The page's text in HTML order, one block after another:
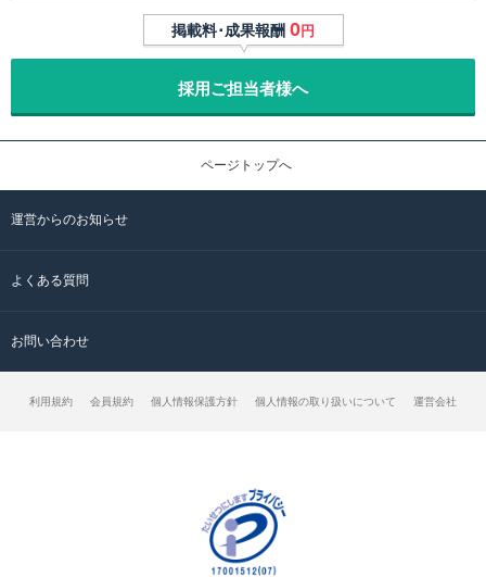
掲載料･成果報酬 0円
採用ご担当者様へ
ページトップへ
運営からのお知らせ
よくある質問
お問い合わせ
利用規約 会員規約 個人情報保護方針 個人情報の取り扱いについて 運営会社